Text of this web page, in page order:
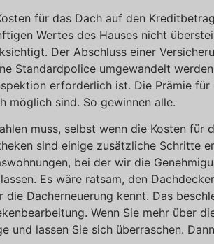
für das Dach auf den
Wertes des Hauses nicht
Der Abschluss einer
Standardpolice umgewandelt
erforderlich ist. Die Prämie für
möglich sind. So gewinnen alle.
muss, selbst wenn die Kosten für
sind einige zusätzliche Schritte
bei der wir die
Es wäre ratsam, den
Dacherneuerung kennt. Das
Wenn Sie mehr über
lassen Sie sich überraschen.